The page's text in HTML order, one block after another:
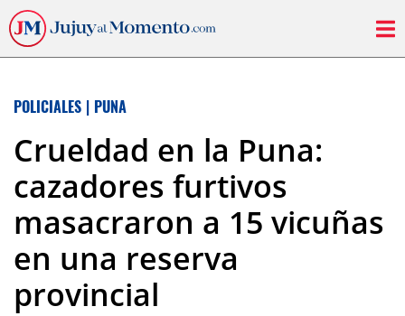
POLICIALES | PUNA
Crueldad en la Puna:
cazadores furtivos
masacraron a 15 vicuñas
en una reserva
provincial